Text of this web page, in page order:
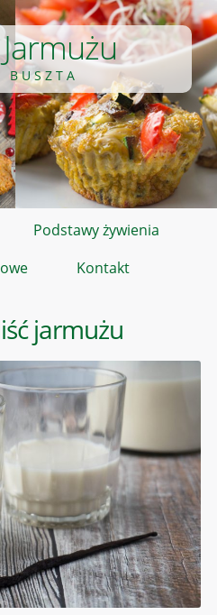
BUSZTA
Podstawy żywienia
Kontakt
jarmużu